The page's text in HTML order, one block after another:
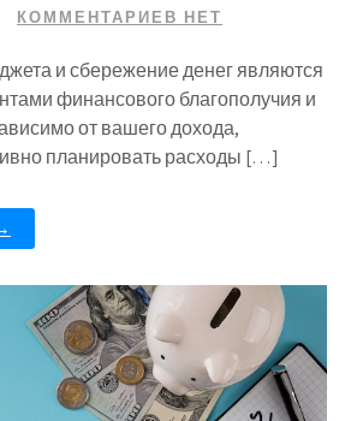
КОММЕНТАРИЕВ НЕТ
и сбережение денег являются
финансового благополучия и
от вашего дохода,
планировать расходы […]